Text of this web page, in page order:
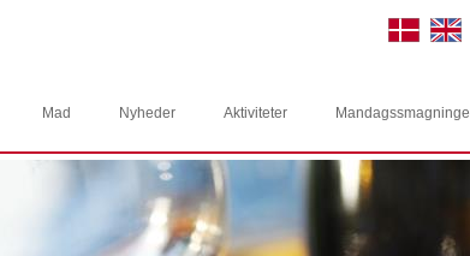
Mad Nyheder Aktiviteter